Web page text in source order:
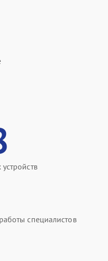
специалистов